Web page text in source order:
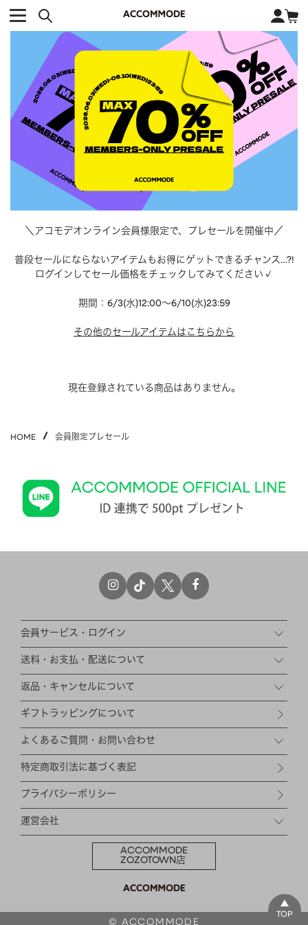
CATEGORY カテゴリー
バッグ
すべて
TOTEトートバッグ
SHOULDERショルダーバッグ
BASKET
BACKPACKバックパック
FASHIONファッション
雑貨
POUCHポーチ
WALLET 財布
CHARMキーホルダー・チャーム
OUTDOORアウトドア
OTHERその他
MOBILEモバイル
ALLすべて
I PHONE CASEiPhoneケース
PC/TABLETPC・タブレット
STRAPストラップ
OTHERその他
アクセサリー
EARRINGイヤリング
BRAND ブランド
ACCOMMODE アコモデ
DISNEY ディズニー
COLLABORATIONコラボレーション
close
検索条件を変更した際は、必ず下の「商品検索」ボタンを押して
ください。
商品検索
KEYWORD
オススメキーワード
ポカホンタス ミーコ パーシー ジョンスミス
キティ サンリオ ダイカット ポーチ チャーム
DISNEY トート
在庫のある商品のみ表示
＼アコモデオンライン会員様限定で、プレセールを開催中／
普段セールにならないアイテムもお得にゲットできるチャンス…?!
ログインしてセール価格をチェックしてみてください✓
期間：6/3(水)12:00～6/10(水)23:59
その他のセールアイテムはこちらから
現在登録されている商品はありません。
HOME 会員限定プレセール
TOP
ACCOMMODE
ZOZOTOWN店
会員サービス・ログイン
送料・お支払・配送について
返品・キャンセルについて
ギフトラッピングについて
よくあるご質問・お問い合わせ
特定商取引法に基づく表記
プライバシーポリシー
運営会社
© ACCOMMODE